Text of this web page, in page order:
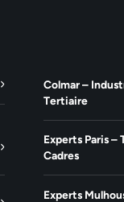
Colmar –
Tertiaire
Experts Paris
Cadres
Experts